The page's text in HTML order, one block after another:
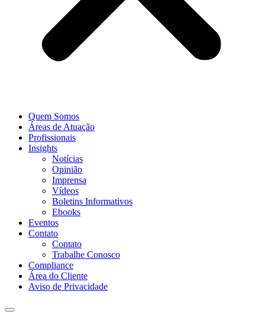
Quem Somos
Áreas de Atuação
Profissionais
Insights
Notícias
Opinião
Imprensa
Vídeos
Boletins Informativos
Ebooks
Eventos
Contato
Contato
Trabalhe Conosco
Compliance
Área do Cliente
Aviso de Privacidade